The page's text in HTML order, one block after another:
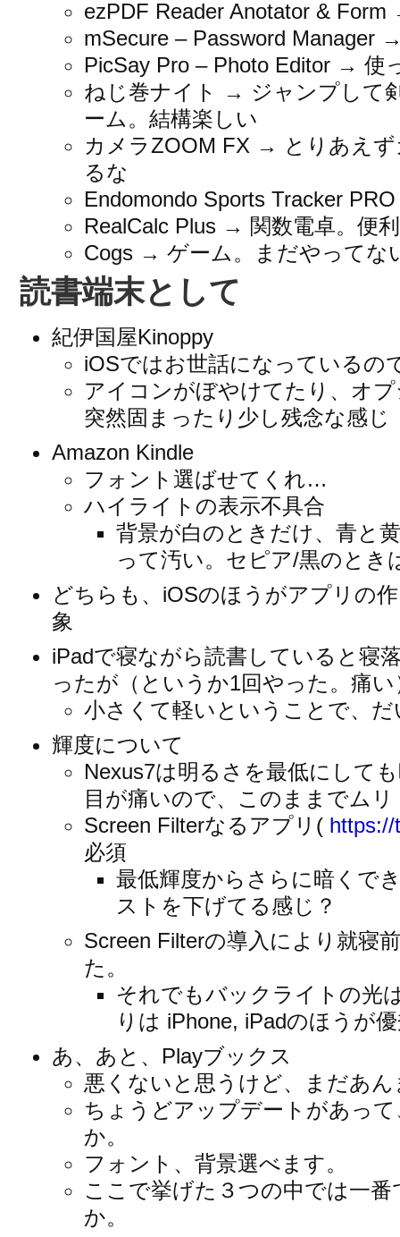
ezPDF Reader Anotator &
mSecure – Password Manager
PicSay Pro – Photo Editor → 使
ねじ巻ナイト → ジャンプして
ーム。結構楽しい
カメラZOOM FX → とりあえ
るな
Endomondo Sports Tracker
RealCalc Plus → 関数電卓。便利
Cogs → ゲーム。まだやってな
読書端末として
紀伊国屋Kinoppy
iOSではお世話になっているの
アイコンがぼやけてたり、オ
突然固まったり少し残念な感じ
Amazon Kindle
フォント選ばせてくれ…
ハイライトの表示不具合
背景が白のときだけ、青と
って汚い。セピア/黒のとき
どちらも、iOSのほうがアプリの
象
iPadで寝ながら読書していると寝
ったが（というか1回やった。痛い
小さくて軽いということで、
輝度について
Nexus7は明るさを最低にして
目が痛いので、このままでムリ
Screen Filterなるアプリ(
必須
最低輝度からさらに暗くで
ストを下げてる感じ？
Screen Filterの導入により就寝
た。
それでもバックライトの光
りは iPhone, iPadのほうが
あ、あと、Playブックス
悪くないと思うけど、まだあ
ちょうどアップデートがあっ
か。
フォント、背景選べます。
ここで挙げた３つの中では一
か。